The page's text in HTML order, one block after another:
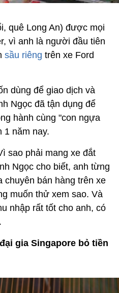
quê Long An) được mọi
vì anh là người đầu tiên
sầu riêng trên xe Ford
dùng để giao dịch và
Ngọc đã tận dụng để
hành cùng "con ngựa
1 năm nay.
sao phải mang xe đắt
Ngọc cho biết, anh từng
bán hàng trên xe
muốn thử xem sao. Và
nhập rất tốt cho anh, có
gia Singapore bỏ tiền